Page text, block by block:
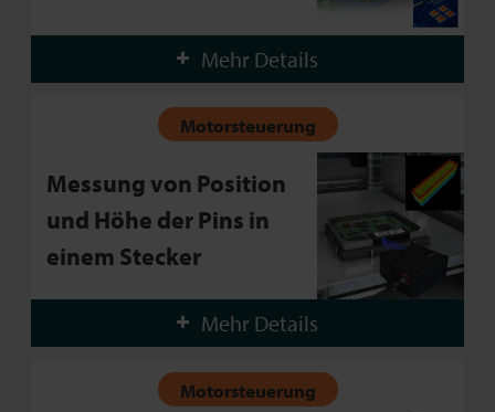
Mehr Details
Motorsteuerung
Messung von Position
und Höhe der Pins in
einem Stecker
Mehr Details
Motorsteuerung